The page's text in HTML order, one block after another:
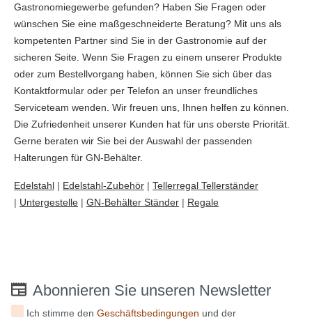
Gastronomiegewerbe gefunden? Haben Sie Fragen oder
wünschen Sie eine maßgeschneiderte Beratung? Mit uns als
kompetenten Partner sind Sie in der Gastronomie auf der
sicheren Seite. Wenn Sie Fragen zu einem unserer Produkte
oder zum Bestellvorgang haben, können Sie sich über das
Kontaktformular oder per Telefon an unser freundliches
Serviceteam wenden. Wir freuen uns, Ihnen helfen zu können.
Die Zufriedenheit unserer Kunden hat für uns oberste Priorität.
Gerne beraten wir Sie bei der Auswahl der passenden
Halterungen für GN-Behälter.
Edelstahl | Edelstahl-Zubehör | Tellerregal Tellerständer
| Untergestelle | GN-Behälter Ständer | Regale
Abonnieren Sie unseren Newsletter
Ich stimme denGeschäftsbedingungen und der